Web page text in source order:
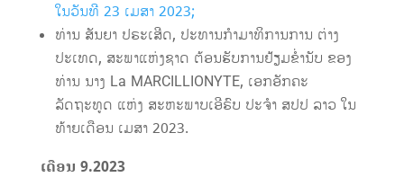
ໃນວັນທີ 23 ເມສາ 2023;
ທ່ານ ສັນຍາ ປຣະເສີດ, ປະທານກຳມາທິການການ ຕ່າງ
ປະເທດ, ສະພາແຫ່ງຊາດ ຕ້ອນຮັບການຢ້ຽມຂໍ່ານັບ ຂອງ
ທ່ານ ນາງ La MARCILLIONYTE, ເອກອັກຄະ
ລັດຖະທູດ ແຫ່ງ ສະຫະພາບເອີຣົບ ປະຈຳ ສປປ ລາວ ໃນ
ທ້າຍເດືອນ ເມສາ 2023.
ເດືອນ 9.2023